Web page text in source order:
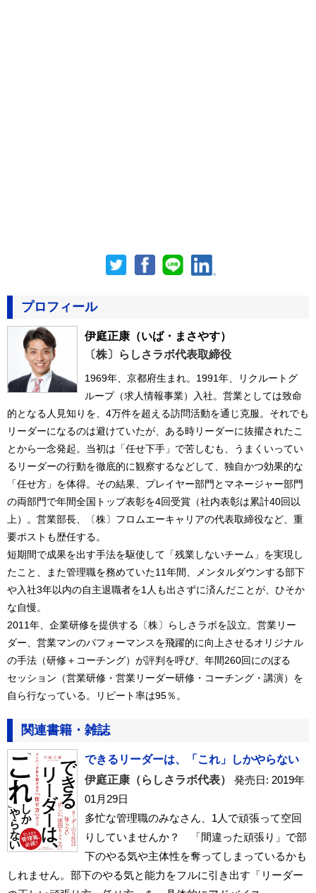
プロフィール
伊庭正康 （いば・まさやす）
〔株〕らしさラボ代表取締役
1969年、京都府生まれ。1991年、リクルートグ
ループ（求人情報事業）入社。営業としては致命
的となる人見知りを、4万件を超える訪問活動を通じ克服。それでも
リーダーになるのは避けていたが、ある時リーダーに抜擢されたこ
とから一念発起。当初は「任せ下手」で苦しむも、うまくいってい
るリーダーの行動を徹底的に観察するなどして、独自かつ効果的な
「任せ方」を体得。その結果、プレイヤー部門とマネージャー部門
の両部門で年間全国トップ表彰を4回受賞（社内表彰は累計40回以
上）。営業部長、〔株〕フロムエーキャリアの代表取締役など、重
要ポストも歴任する。
短期間で成果を出す手法を駆使して「残業しないチーム」を実現し
たこと、また管理職を務めていた11年間、メンタルダウンする部下
や入社3年以内の自主退職者を1人も出さずに済んだことが、ひそか
な自慢。
2011年、企業研修を提供する〔株〕らしさラボを設立。営業リー
ダー、営業マンのパフォーマンスを飛躍的に向上させるオリジナル
の手法（研修＋コーチング）が評判を呼び、年間260回にのぼる
セッション（営業研修・営業リーダー研修・コーチング・講演）を
自ら行なっている。リピート率は95％。
関連書籍・雑誌
できるリーダーは、「これ」しかやらない
伊庭正康（らしさラボ代表）
発売日: 2019年
01月29日
多忙な管理職のみなさん、1人で頑張って空回
りしていませんか？ 「間違った頑張り」で部
下のやる気や主体性を奪ってしまっているかも
しれません。部下のやる気と能力をフルに引き出す「リーダー